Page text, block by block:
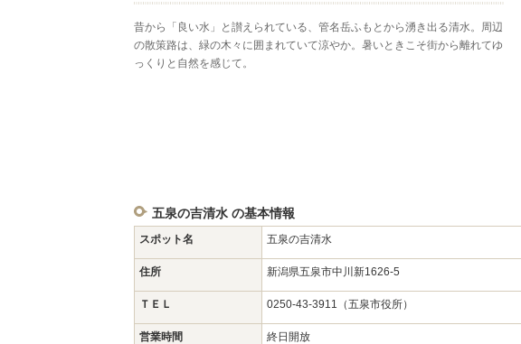
昔から「良い水」と讃えられている、管名岳ふもとから湧き出る清水。周辺
の散策路は、緑の木々に囲まれていて涼やか。暑いときこそ街から離れてゆ
っくりと自然を感じて。
五泉の吉清水 の基本情報
スポット名 五泉の吉清水
住所 新潟県五泉市中川新1626-5
ＴＥＬ 0250-43-3911（五泉市役所）
営業時間 終日開放